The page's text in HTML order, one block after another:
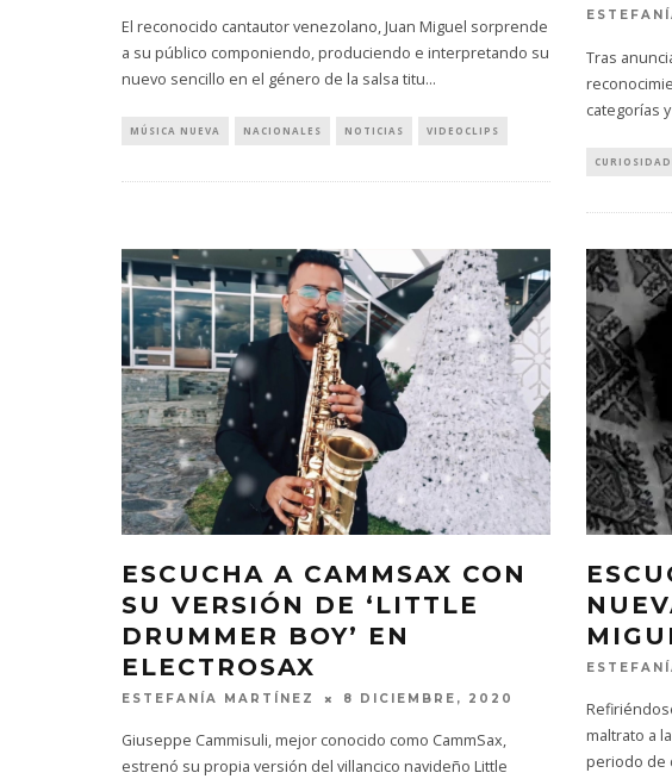
El reconocido cantautor venezolano, Juan Miguel sorprende
a su público componiendo, produciendo e interpretando su
nuevo sencillo en el género de la salsa titu...
MÚSICA NUEVA NACIONALES NOTICIAS VIDEOCLIPS
Tras
categorías
ESCUCHA A CAMMSAX CON
SU VERSIÓN DE ‘LITTLE
DRUMMER BOY’ EN
ELECTROSAX
ESTEFANÍA MARTÍNEZ 8 DICIEMBRE, 2020
Giuseppe Cammisuli, mejor conocido como CammSax,
estrenó su propia versión del villancico navideño Little
maltrato a
periodo de